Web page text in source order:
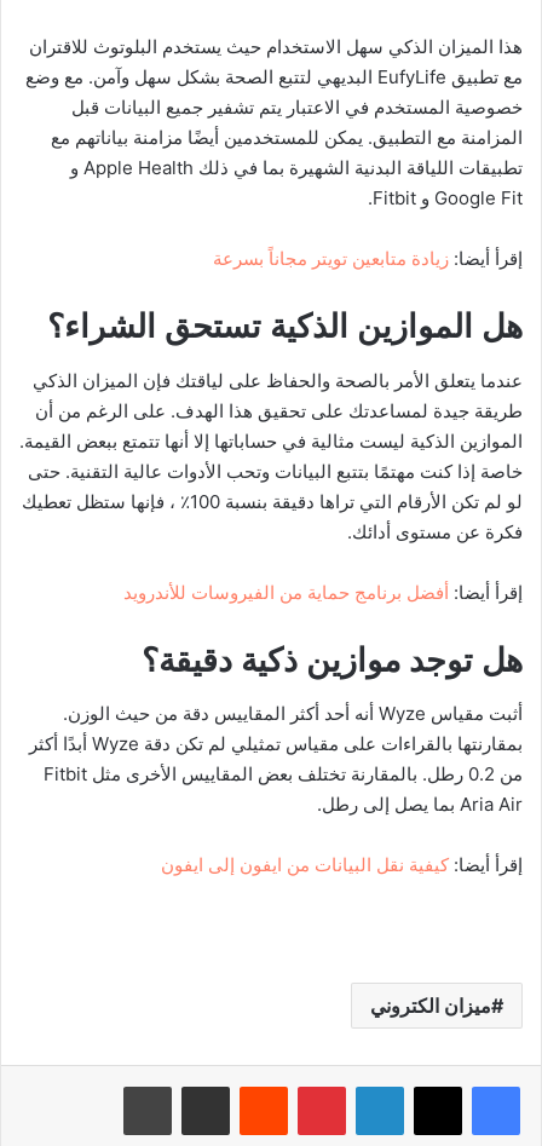
هذا الميزان الذكي سهل الاستخدام حيث يستخدم البلوتوث للاقتران
مع تطبيق EufyLife البديهي لتتبع الصحة بشكل سهل وآمن. مع وضع
خصوصية المستخدم في الاعتبار يتم تشفير جميع البيانات قبل
المزامنة مع التطبيق. يمكن للمستخدمين أيضًا مزامنة بياناتهم مع
تطبيقات اللياقة البدنية الشهيرة بما في ذلك Apple Health و
Google Fit و Fitbit.
إقرأ أيضا: زيادة متابعين تويتر مجاناً بسرعة
هل الموازين الذكية تستحق الشراء؟
عندما يتعلق الأمر بالصحة والحفاظ على لياقتك فإن الميزان الذكي
طريقة جيدة لمساعدتك على تحقيق هذا الهدف. على الرغم من أن
الموازين الذكية ليست مثالية في حساباتها إلا أنها تتمتع ببعض القيمة.
خاصة إذا كنت مهتمًا بتتبع البيانات وتحب الأدوات عالية التقنية. حتى
لو لم تكن الأرقام التي تراها دقيقة بنسبة 100٪ ، فإنها ستظل تعطيك
فكرة عن مستوى أدائك.
إقرأ أيضا: أفضل برنامج حماية من الفيروسات للأندرويد
هل توجد موازين ذكية دقيقة؟
أثبت مقياس Wyze أنه أحد أكثر المقاييس دقة من حيث الوزن.
بمقارنتها بالقراءات على مقياس تمثيلي لم تكن دقة Wyze أبدًا أكثر
من 0.2 رطل. بالمقارنة تختلف بعض المقاييس الأخرى مثل Fitbit
Aria Air بما يصل إلى رطل.
إقرأ أيضا: كيفية نقل البيانات من ايفون إلى ايفون
ميزان الكتروني
لينكدإن بينتيريست